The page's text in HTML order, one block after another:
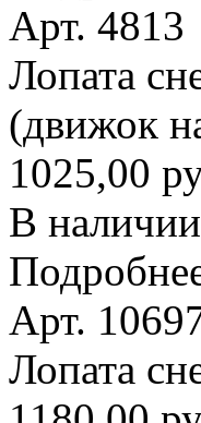
Арт. 4813
Лопата
(движок
1025,00
В наличии
Арт.
Лопата